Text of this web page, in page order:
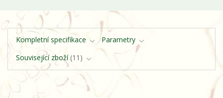
Kompletní specifikace
Parametry
Související zboží 11